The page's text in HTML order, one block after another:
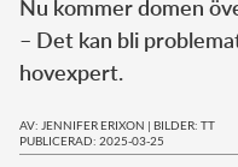
Nu kommer domen
– Det kan bli
hovexpert.
AV: JENNIFER ERIXON | BILDER: TT
PUBLICERAD: 2025-03-25